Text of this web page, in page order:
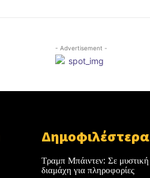
- Advertisement -
Δημοφιλέστερα
Τραμπ Μπάιντεν: Σε μυστική
διαμάχη για πληροφορίες